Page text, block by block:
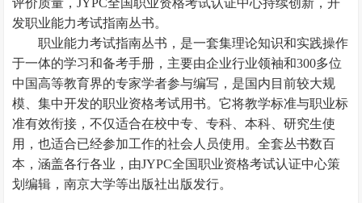
评价质量，JYPC全国职业资格考试认证中心持续创新，开
发职业能力考试指南丛书。
职业能力考试指南丛书，是一套集理论知识和实践操作
于一体的学习和备考手册，主要由企业行业领袖和300多位
中国高等教育界的专家学者参与编写，是国内目前较大规
模、集中开发的职业资格考试用书。它将教学标准与职业标
准有效衔接，不仅适合在校中专、专科、本科、研究生使
用，也适合已经参加工作的社会人员使用。全套丛书数百
本，涵盖各行各业，由JYPC全国职业资格考试认证中心策
划编辑，南京大学等出版社出版发行。